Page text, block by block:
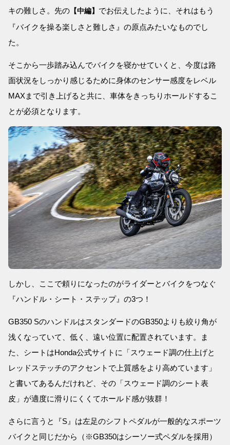
キの難しさ。先の 【中編】 でお伝えしたように、それはもう
『バイクを操る楽しさと難しさ』の原点みたいなものでし
た。
そこから一歩踏み込んでバイクを寝かせていくと、今度は路
面状況をしっかり感じるために身体のセンサー感度をレベル
MAXまで引き上げると共に、車体をきっちりホールドするこ
とが必須となります。
しかし、ここで頼りになったのがライダーとバイクをつなぐ
『ハンドル・シート・ステップ』の3つ！
GB350 SのハンドルはスタンダードのGB350よりも絞り角が
浅くなっていて、低く、遠い位置に配置されています。ま
た、シートはHonda公式サイトに「スウェード調の仕上げと
レッドステッチのアクセントで上質感をより高めています」
と書いてあるんだけれど、その「スウェード調のシート表
皮」が適度に滑りにくくてホールド感が抜群！
さらに言うと『S』は左足のシフトペダルが一般的なスポーツ
バイクと同じだから（※GB350はシーソー式ペダルを採用）